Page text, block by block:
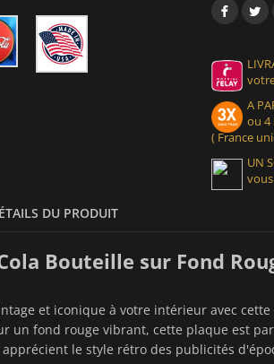
A
ou 4
( France
UN
DU PRODUIT
Bouteille sur Fond
et iconique à votre intérieur avec
un fond rouge vibrant, cette plaque est
le style rétro des publicités